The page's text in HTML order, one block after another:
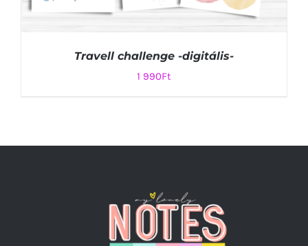
Travell challenge -digitális-
1 990Ft